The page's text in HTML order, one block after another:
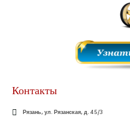
Контакты
Рязань, ул. Рязанская, д. 45/3